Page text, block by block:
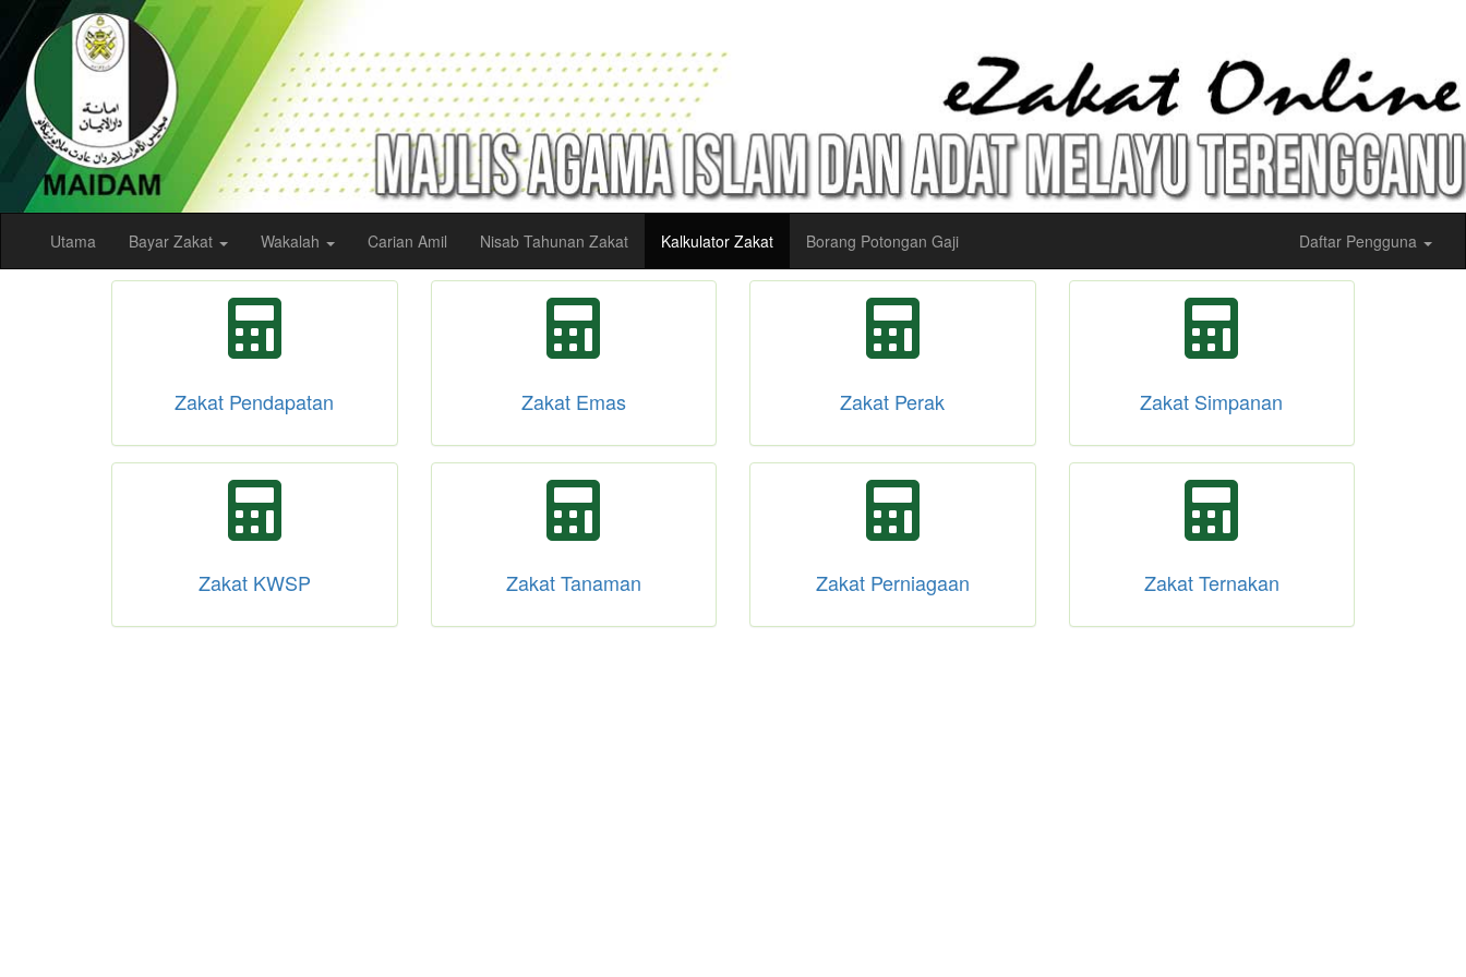
Utama Bayar Zakat Wakalah Carian Amil Nisab Tahunan Zakat Kalkulator Zakat Borang Potongan Gaji Daftar Pengguna
Zakat Pendapatan Zakat Emas Zakat Perak Zakat Simpanan
Zakat KWSP Zakat Tanaman Zakat Perniagaan Zakat Ternakan